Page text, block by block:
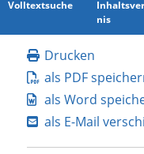
Volltextsuche
nis
Drucken
als PDF
als Word
als E-Mail